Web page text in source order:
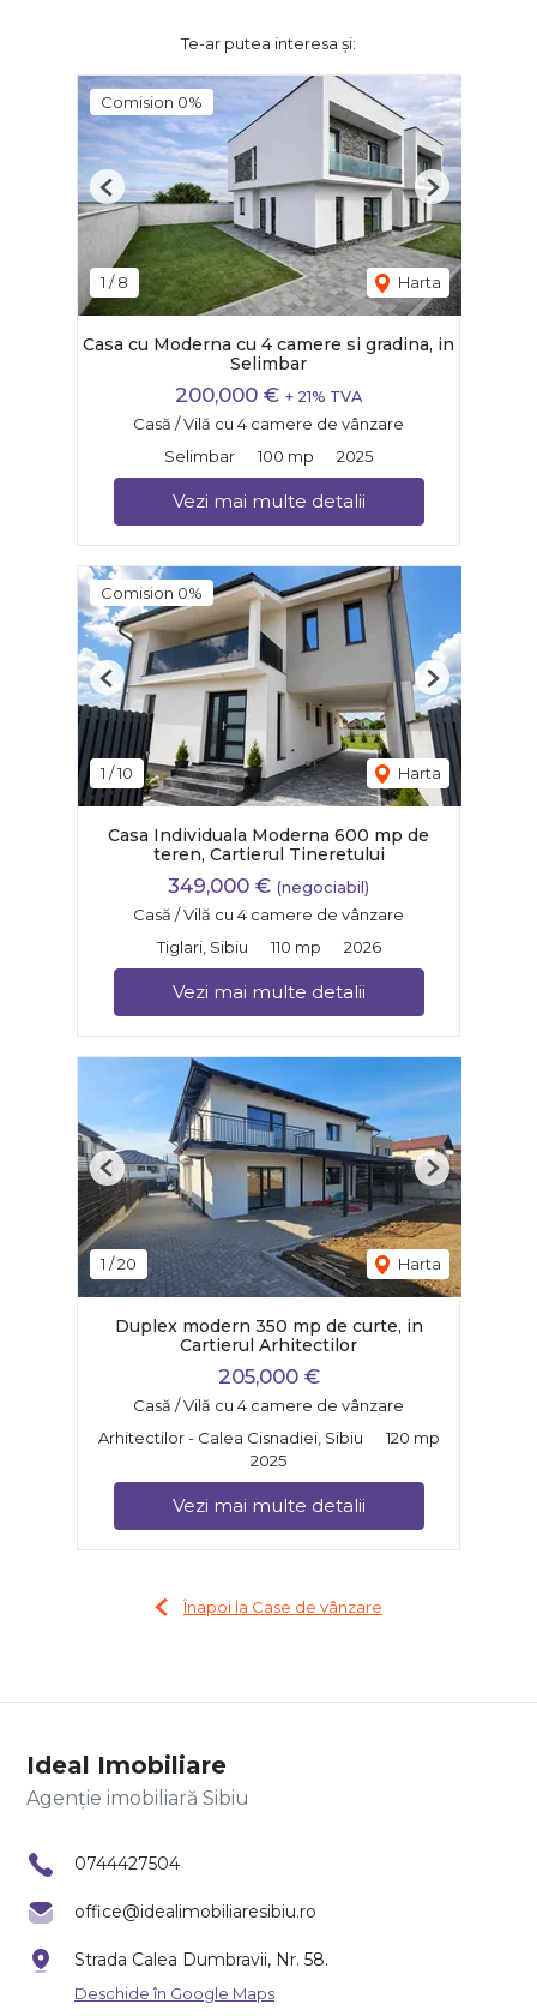
Te-ar putea interesa și:
Comision 0%
1 /8 Harta
Previous Next
Casa cu Moderna cu 4 camere si gradina, in
Selimbar
200,000 € + 21% TVA
Casă / Vilă cu 4 camere de vânzare
Selimbar
100 mp 2025
Vezi mai multe detalii
Comision 0%
1 /10 Harta
Previous Next
Casa Individuala Moderna 600 mp de
teren, Cartierul Tineretului
349,000 € (negociabil)
Casă / Vilă cu 4 camere de vânzare
Tiglari, Sibiu
110 mp 2026
Vezi mai multe detalii
1 /20 Harta
Previous Next
Duplex modern 350 mp de curte, in
Cartierul Arhitectilor
205,000 €
Casă / Vilă cu 4 camere de vânzare
Arhitectilor - Calea Cisnadiei, Sibiu
120 mp
2025
Vezi mai multe detalii
Înapoi la Case de vânzare
Ideal Imobiliare
Agenție imobiliară Sibiu
0744427504
office@idealimobiliaresibiu.ro
Strada Calea Dumbravii, Nr. 58.
Deschide în Google Maps